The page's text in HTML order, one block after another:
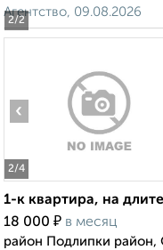
2/2
Агентство, 09.08.2026
2/4
‹
1-к квартира, на
18 000 ₽ в месяц
район Подлипки район,